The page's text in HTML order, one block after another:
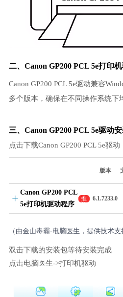
二、Canon GP200 PCL 5e打印
Canon GP200 PCL 5e驱动兼容
多个版本，确保在不同操作系统下
三、Canon GP200 PCL 5e驱动
点击下载Canon GP200 PCL 5e驱动
版本
Canon GP200 PCL
5e打印机驱动程序
推
荐
6.1.7233.0
（由金山毒霸-电脑医生，提供技术支
双击下载的安装包等待安装完成
点击电脑医生->打印机驱动